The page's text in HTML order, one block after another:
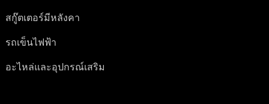
สกู๊ตเตอร์มีหลังคา
รถเข็นไฟฟ้า
อะไหล่และอุปกรณ์เสริม